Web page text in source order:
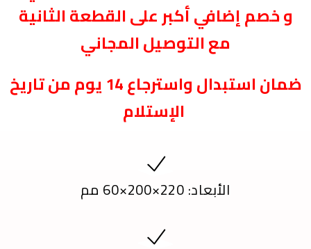
و خصم إضافي أكبر على القطعة الثانية
مع التوصيل المجاني
ضمان استبدال واسترجاع 14 يوم من تاريخ
الأبعاد: 220×200×60 مم